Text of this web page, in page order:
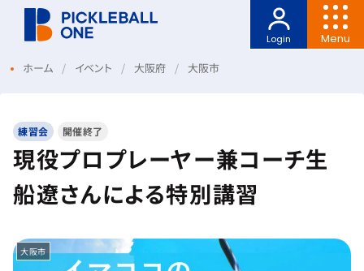
Menu
Login
ホーム イベント 大阪府 大阪市
練習会 開催終了
現役プロプレーヤー兼コーチ生
船遼さんによる特別講習
大阪市